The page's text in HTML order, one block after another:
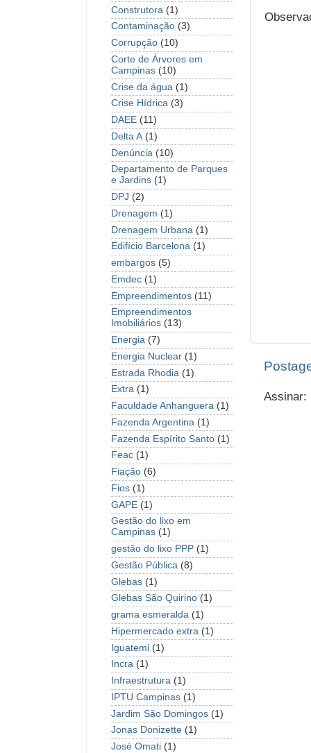
Assinar:
Construtora (1)
Contaminação (3)
Corrupção (10)
Corte de Árvores em
Campinas (10)
Crise da água (1)
Crise Hídrica (3)
DAEE (11)
Delta A (1)
Denúncia (10)
Departamento de Parques
e Jardins (1)
DPJ (2)
Drenagem (1)
Drenagem Urbana (1)
Edifício Barcelona (1)
embargos (5)
Emdec (1)
Empreendimentos (11)
Empreendimentos
Imobiliários (13)
Energia (7)
Energia Nuclear (1)
Estrada Rhodia (1)
Extra (1)
Faculdade Anhanguera (1)
Fazenda Argentina (1)
Fazenda Espírito Santo (1)
Feac (1)
Fiação (6)
Fios (1)
GAPE (1)
Gestão do lixo em
Campinas (1)
gestão do lixo PPP (1)
Gestão Pública (8)
Glebas (1)
Glebas São Quirino (1)
grama esmeralda (1)
Hipermercado extra (1)
Iguatemi (1)
Incra (1)
Infraestrutura (1)
IPTU Campinas (1)
Jardim São Domingos (1)
Jonas Donizette (1)
José Omati (1)